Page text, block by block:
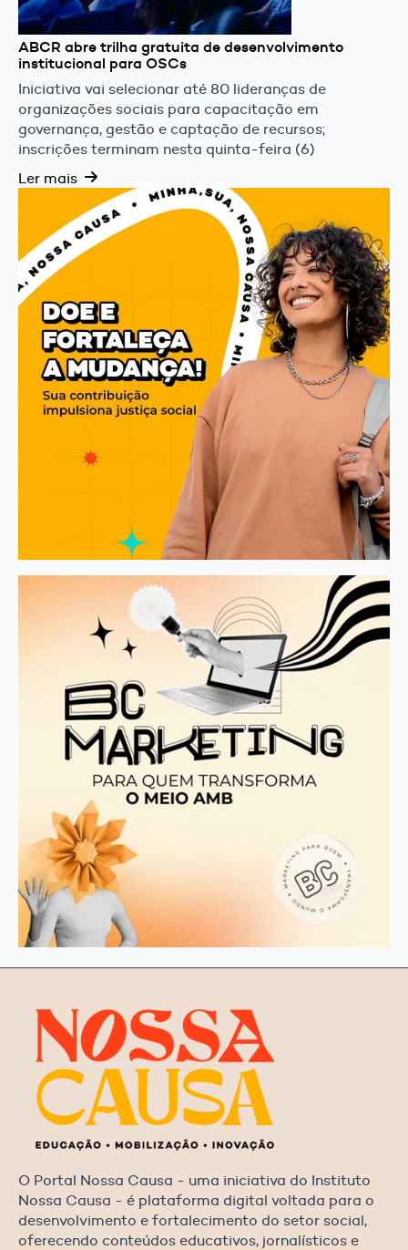
ABCR abre trilha gratuita de desenvolvimento
institucional para OSCs
Iniciativa vai selecionar até 80 lideranças de
organizações sociais para capacitação em
governança, gestão e captação de recursos;
inscrições terminam nesta quinta-feira (6)
Ler mais
O Portal Nossa Causa - uma iniciativa do Instituto
Nossa Causa - é plataforma digital voltada para o
desenvolvimento e fortalecimento do setor social,
oferecendo conteúdos educativos, jornalísticos e